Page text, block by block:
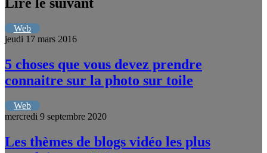
Web
jeudi 17 mars 2016
5 choses que vous devez prendre
connaitre sur la photo sur toile
Web
mercredi 9 septembre 2020
Les thèmes de blogs vidéo les plus